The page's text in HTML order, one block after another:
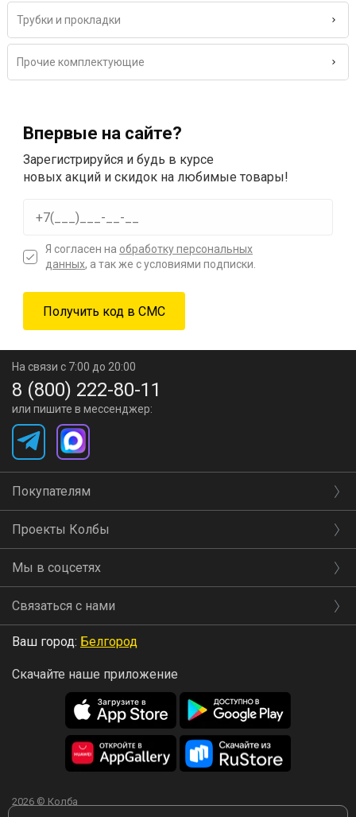
Трубки и прокладки
Прочие комплектующие
Впервые на сайте?
Зарегистрируйся и будь в курсе
новых акций и скидок на любимые товары!
Я согласен на обработку персональных
данных, а так же с условиями подписки.
На связи с 7:00 до 20:00
8 (800) 222-80-11
или пишите в мессенджер:
Покупателям
Проекты Колбы
Мы в соцсетях
Связаться с нами
Ваш город: Белгород
Скачайте наше приложение
2026 © Колба